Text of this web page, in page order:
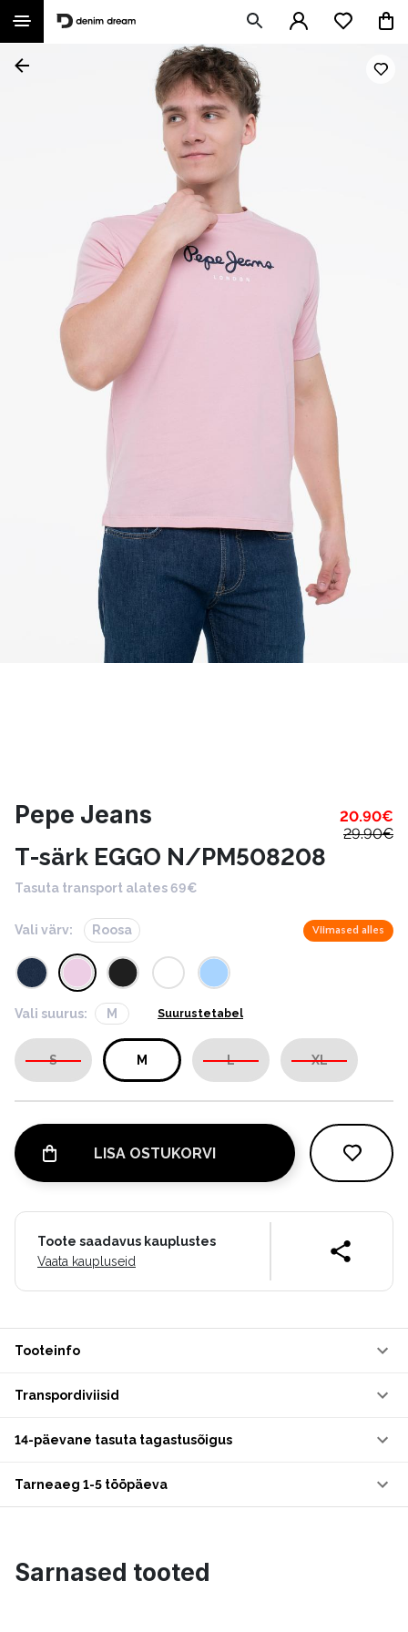
Pepe Jeans 20.90€
29.90€
T-särk EGGO N/PM508208
Tasuta transport alates 69€
Vali värv: Roosa Viimased alles
Vali suurus: M Suurustetabel
S M L XL
LISA OSTUKORVI
Toote saadavus kauplustes
Vaata kaupluseid
Tooteinfo
Transpordiviisid
14-päevane tasuta tagastusõigus
Tarneaeg 1-5 tööpäeva
Sarnased tooted